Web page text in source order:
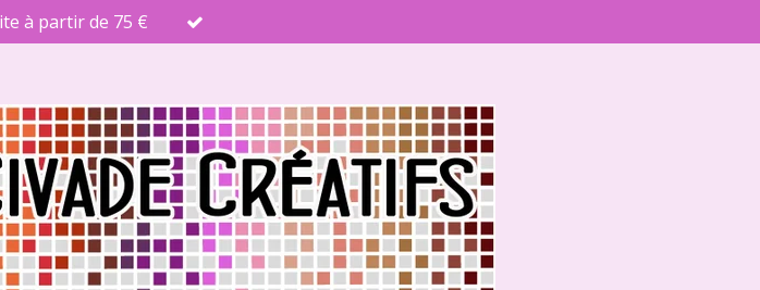
à partir de 75 €